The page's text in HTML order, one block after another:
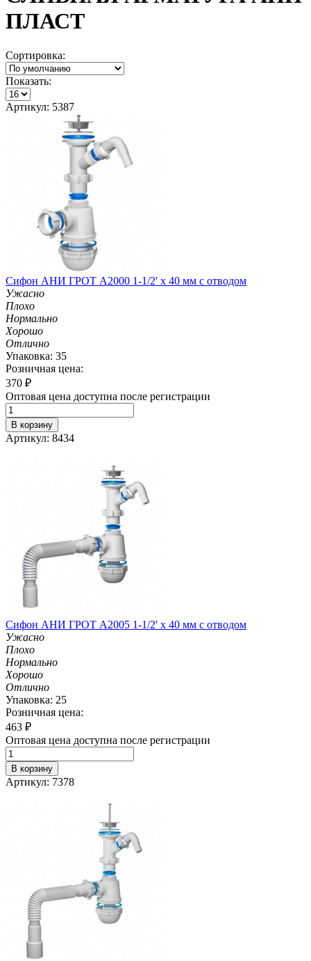
ПЛАСТ
Сортировка:
Показать:
Артикул: 5387
Сифон АНИ ГРОТ A2000 1-1/2' х 40 мм с отводом
Ужасно
Плохо
Нормально
Хорошо
Отлично
Упаковка: 35
Розничная цена:
370 ₽
Оптовая цена доступна после регистрации
В корзину
Артикул: 8434
Сифон АНИ ГРОТ A2005 1-1/2' х 40 мм с отводом
Ужасно
Плохо
Нормально
Хорошо
Отлично
Упаковка: 25
Розничная цена:
463 ₽
Оптовая цена доступна после регистрации
В корзину
Артикул: 7378